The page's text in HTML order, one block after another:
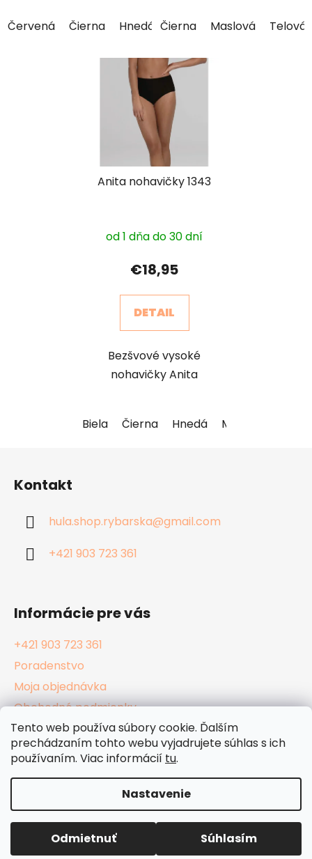
Tento web používa súbory cookie. Ďalším
prechádzaním tohto webu vyjadrujete súhlas s ich
používaním. Viac informácií tu.
Nastavenie
Odmietnuť Súhlasím
Červená Čierna Hnedá Maslová Modrá
Čierna Maslová Telová
Anita nohavičky 1343
od 1 dňa do 30 dní
€18,95
DETAIL
Bezšvové vysoké
nohavičky Anita
Biela Čierna Hnedá Maslová
Kontakt
hula.shop.rybarska@gmail.com
+421 903 723 361
Informácie pre vás
+421 903 723 361
Poradenstvo
Moja objednávka
Obchodné podmienky
Reklamačný poriadok
Podmienky ochrany osobných údajov
Vytvoril Shoptet
Copyright 2026
. Všetky práva